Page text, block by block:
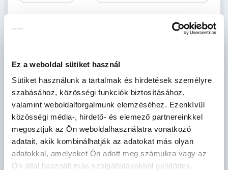
Ez a weboldal sütiket használ
Sütiket használunk a tartalmak és hirdetések személyre
szabásához, közösségi funkciók biztosításához,
valamint weboldalforgalmunk elemzéséhez. Ezenkívül
közösségi média-, hirdető- és elemező partnereinkkel
megosztjuk az Ön weboldalhasználatra vonatkozó
adatait, akik kombinálhatják az adatokat más olyan
adatokkal, amelyeket Ön adott meg számukra vagy az
Ön által használt más szolgáltatásokból gyűjtöttek.
db
CSOK igényelhető
Szűrés